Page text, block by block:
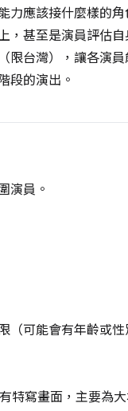
力應該接什麼樣的
，甚至是演員評估
限台灣），讓各演
段的演出。
演員。
（可能會有年齡或
特寫畫面，主要為